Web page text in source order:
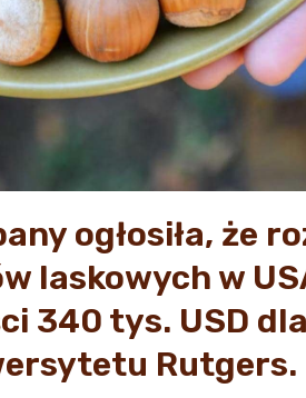
ogłosiła, że
laskowych w
340 tys. USD
Rutgers.